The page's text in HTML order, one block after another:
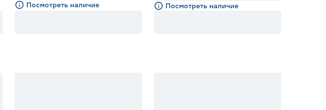
Посмотреть наличие Посмотреть наличие